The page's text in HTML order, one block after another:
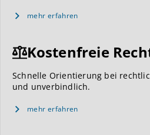
mehr erfahren
Kostenfreie
Schnelle Orientierung bei
und unverbindlich.
mehr erfahren